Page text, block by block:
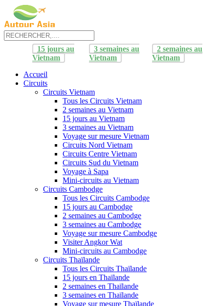
15 jours au
Vietnam
3 semaines au
Vietnam
2 semaines au
Vietnam
Accueil
Circuits
Circuits Vietnam
Tous les Circuits Vietnam
2 semaines au Vietnam
15 jours au Vietnam
3 semaines au Vietnam
Voyage sur mesure Vietnam
Circuits Nord Vietnam
Circuits Centre Vietnam
Circuits Sud du Vietnam
Voyage à Sapa
Mini-circuits au Vietnam
Circuits Cambodge
Tous les Circuits Cambodge
15 jours au Cambodge
2 semaines au Cambodge
3 semaines au Cambodge
Voyage sur mesure Cambodge
Visiter Angkor Wat
Mini-circuits au Cambodge
Circuits Thaïlande
Tous les Circuits Thaïlande
15 jours en Thaïlande
2 semaines en Thaïlande
3 semaines en Thaïlande
Voyage sur mesure Thaïlande